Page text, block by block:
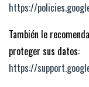
https://
También le
proteger sus datos:
https://